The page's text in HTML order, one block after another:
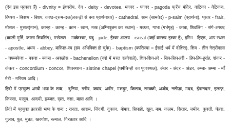
(देव इस प्रकार हैं) - divnity = ईश्वरीय, देव - deity - devotee, भगवद - पगवद - pagoda फ्रेंच मंदिर, वाटिका - वेटिकन,
विपश्य - बिपश्य - बिशप, काष्ठ-द्रुम-दल(लकड़ी से बना प्रार्थनाघर) - cathedral, साम (सामवेद) - p-salm (प्रार्थना), प्रवर - frair,
मौसल - मुसल(मान), कान्हा - कान्ह - कान - खान, मख (अग्निपूजन का स्थान) - मक्का, गाभा (गर्भगृह) - काबा, शिवलिंग - संगे-अस्वद
(काली मूर्ति, काला शिवलिंग), मखेश्वर - मक्केश्वर, यदु - jude, ईश्वर आलय - isreal (जहाँ वास्तव इश्वर है), हरिभ - हिब्रू, आप-स्थल
- apostle, अभय - abbey, बास्पित-स्म (हम अभिषिक्त हो चुके) - baptism (बपतिस्मा = ईसाई धर्म में दीक्षित), शिव - तीन नेत्रोंवाला
- त्र्यम्बकेश - बकश - बकस - अक्खोस - bachenelion (नशे में मस्त रहनेवाले), शिव-शिव-हरे - सिप-सिप-हरी - हिप-हिप-हुर्राह, शंकर -
कंकर - concordium - concor, शिवस्थान - sistine chapel (धर्मचिन्हों का पूजास्थल), अंतर - अंदर - अंडर, अम्बा- अम्मा - माँ
मेरी - मरियम आदि।
हिंदी में प्रयुक्त अरबी भाषा के शब्द : दुनिया, ग़रीब, जवाब, अमीर, मशहूर, किताब, तरक्की, अजीब, नतीज़ा, मदद, ईमानदार, इलाज़,
क़िस्सा, मालूम, आदमी, इज्जत, ख़त, नशा, बहस आदि ।
हिंदी में प्रयुक्त फ़ारसी भाषा के शब्द : रास्ता, आराम, ज़िंदगी, दुकान, बीमार, सिपाही, ख़ून, बाम, क़लम, सितार, ज़मीन, कुश्ती, चेहरा,
गुलाब, पुल, मुफ़्त, खरगोश, रूमाल, गिरफ़्तार आदि ।